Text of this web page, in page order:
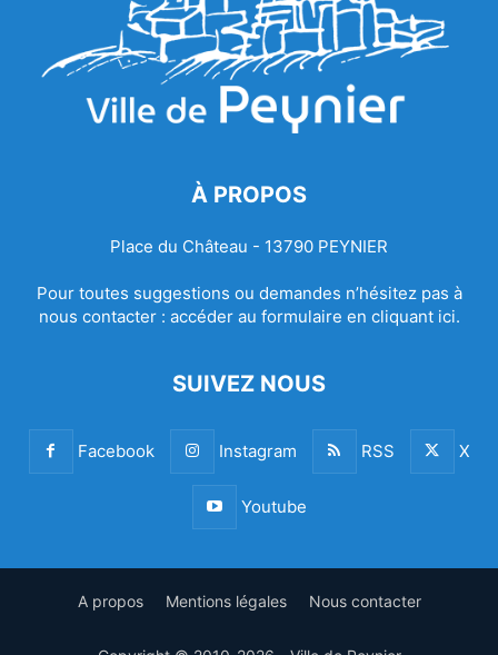
À PROPOS
Place du Château - 13790 PEYNIER
Pour toutes suggestions ou demandes n’hésitez pas à
nous contacter : accéder au formulaire en cliquant ici.
SUIVEZ NOUS
Facebook Instagram RSS X
Youtube
A propos Mentions légales Nous contacter